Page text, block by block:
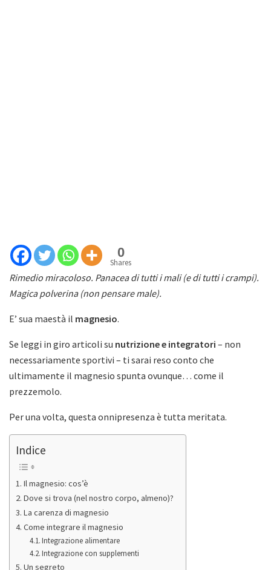
0
Shares
Rimedio miracoloso. Panacea di tutti i mali (e di tutti i crampi).
Magica polverina (non pensare male).
E’ sua maestà il magnesio.
Se leggi in giro articoli su nutrizione e integratori – non
necessariamente sportivi – ti sarai reso conto che
ultimamente il magnesio spunta ovunque… come il
prezzemolo.
Per una volta, questa onnipresenza è tutta meritata.
Indice
Il magnesio: cos’è
Dove si trova (nel nostro corpo, almeno)?
La carenza di magnesio
Come integrare il magnesio
Integrazione alimentare
Integrazione con supplementi
Un segreto